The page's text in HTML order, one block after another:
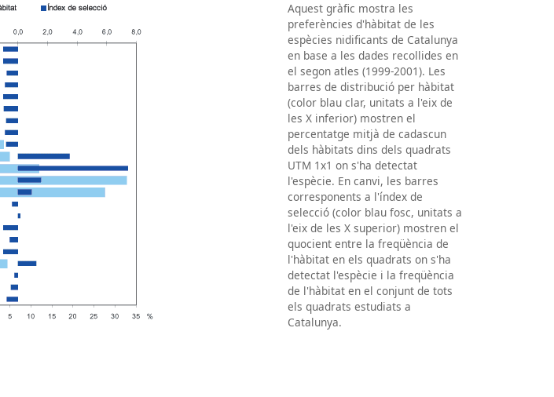
Aquest gràfic mostra les
preferències d'hàbitat de les
espècies nidificants de Catalunya
en base a les dades recollides en
el segon atles (1999-2001). Les
barres de distribució per hàbitat
(color blau clar, unitats a l'eix de
les X inferior) mostren el
percentatge mitjà de cadascun
dels hàbitats dins dels quadrats
UTM 1x1 on s'ha detectat
l'espècie. En canvi, les barres
corresponents a l'índex de
selecció (color blau fosc, unitats a
l'eix de les X superior) mostren el
quocient entre la freqüència de
l'hàbitat en els quadrats on s'ha
detectat l'espècie i la freqüència
de l'hàbitat en el conjunt de tots
els quadrats estudiats a
Catalunya.